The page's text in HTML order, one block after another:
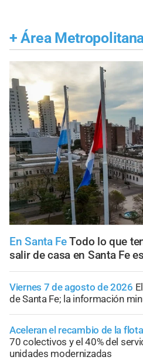
+ Área
En Santa FeTodo lo que
salir de casa en Santa Fe
Viernes 7 de agosto de 2026
de Santa Fe; la información
Aceleran el recambio de la flota
70 colectivos y el 40% del
unidades modernizadas